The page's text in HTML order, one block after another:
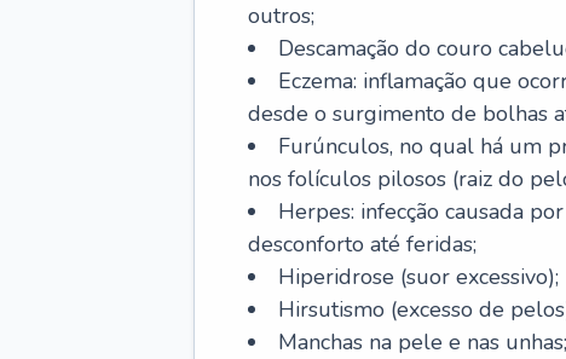
outros;
Descamação do couro
Eczema: inflamação que
desde o surgimento de bolhas
Furúnculos, no qual há um
nos folículos pilosos (raiz do
Herpes: infecção causada
desconforto até feridas;
Hiperidrose (suor excessivo);
Hirsutismo (excesso de
Manchas na pele e nas unhas;